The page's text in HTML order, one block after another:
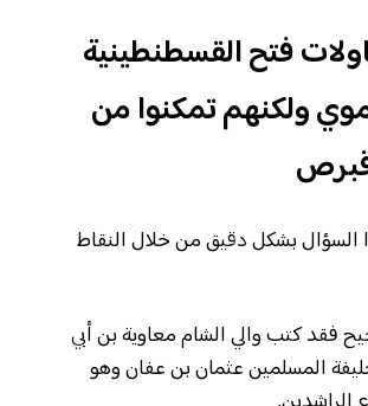
فتح القسطنطينية
ولكنهم تمكنوا من
بشكل دقيق من خلال النقاط
فقد كتب والي الشام معاوية بن أبي
المسلمين عثمان بن عفان وهو